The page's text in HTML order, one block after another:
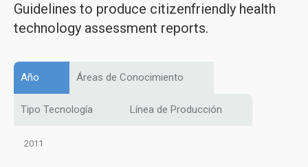
Guidelines to produce citizenfriendly health
technology assessment reports.
Año Áreas de Conocimiento
Tipo Tecnología Línea de Producción
2011